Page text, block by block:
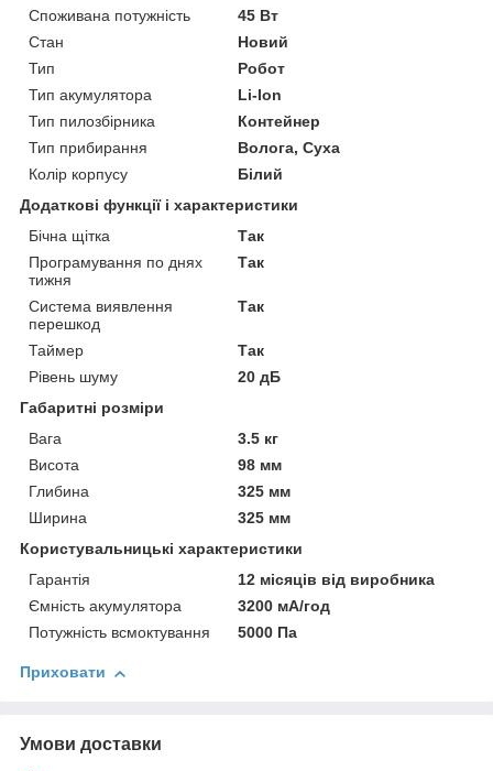
Споживана потужність
45 Вт
Стан
Новий
Тип
Робот
Тип акумулятора
Li-Ion
Тип пилозбірника
Контейнер
Тип прибирання
Волога, Суха
Колір корпусу
Білий
Додаткові функції і характеристики
Бічна щітка
Так
Програмування по днях
тижня
Так
Система виявлення
перешкод
Так
Таймер
Так
Рівень шуму
20 дБ
Габаритні розміри
Вага
3.5 кг
Висота
98 мм
Глибина
325 мм
Ширина
325 мм
Користувальницькі характеристики
Гарантія
12 місяців від виробника
Ємність акумулятора
3200 мА/год
Потужність всмоктування
5000 Па
Приховати
Умови доставки